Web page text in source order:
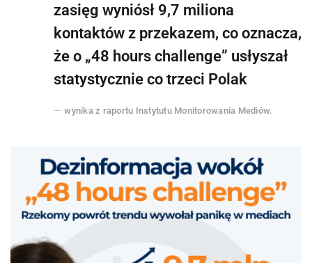
zasięg wyniósł 9,7 miliona
kontaktów z przekazem, co oznacza,
że o „48 hours challenge” usłyszał
statystycznie co trzeci Polak
wynika z raportu Instytutu Monitorowania Mediów.